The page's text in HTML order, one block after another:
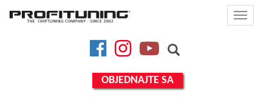
Toggle
FacebookInstagramYouTube
OBJEDNAJTE SA